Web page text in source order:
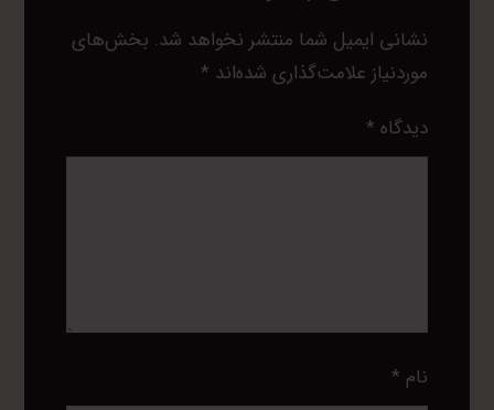
نشانی ایمیل شما منتشر نخواهد شد. بخش‌های
موردنیاز علامت‌گذاری شده‌اند *
دیدگاه *
نام *